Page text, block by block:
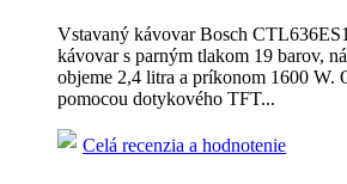
Vstavaný kávovar Bosch
kávovar s parným tlakom 19 barov,
objeme 2,4 litra a príkonom 1600 W.
pomocou dotykového TFT...
Celá recenzia a hodnotenie